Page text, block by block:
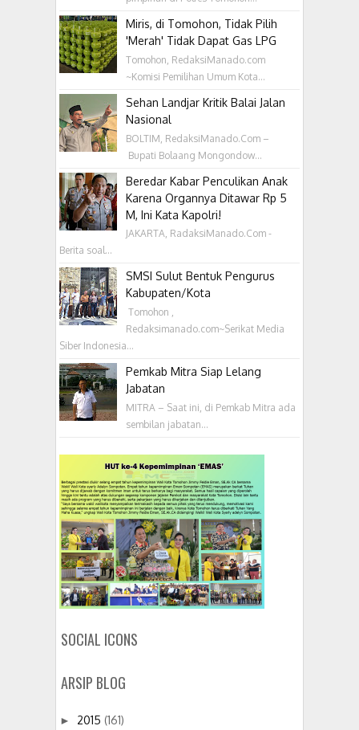
Miris, di Tomohon, Tidak Pilih
'Merah' Tidak Dapat Gas LPG
Tomohon, RedaksiManado.com
~Komisi Pemilihan Umum Kota...
Sehan Landjar Kritik Balai Jalan
Nasional
BOLTIM, RedaksiManado.Com –
Bupati Bolaang Mongondow...
Beredar Kabar Penculikan Anak
Karena Organnya Ditawar Rp 5
M, Ini Kata Kapolri!
JAKARTA, RadaksiManado.Com -
Berita soal...
SMSI Sulut Bentuk Pengurus
Kabupaten/Kota
‎ Tomohon ,
Redaksimanado.com~Serikat Media
Siber Indonesia...
Pemkab Mitra Siap Lelang
Jabatan
MITRA – Saat ini, di Pemkab Mitra ada
sembilan jabatan...
SOCIAL ICONS
ARSIP BLOG
► 2015 (161)